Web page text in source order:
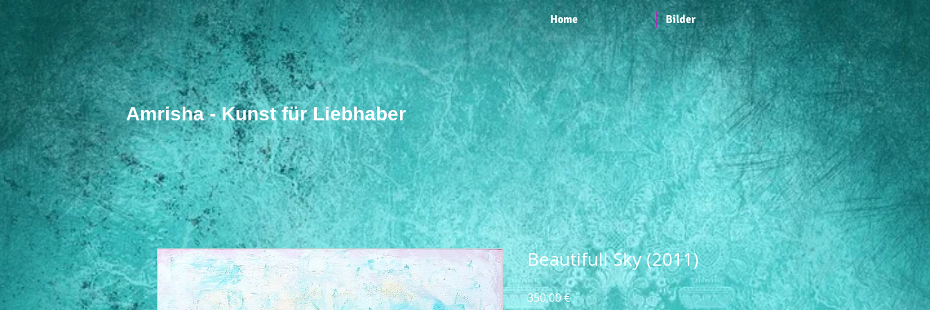
Home Bilder
​Amrisha - Kunst für Liebhaber
Beautifull Sky (2011)
350,00 €Preis